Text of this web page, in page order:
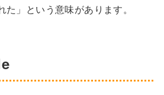
」という意味があります。